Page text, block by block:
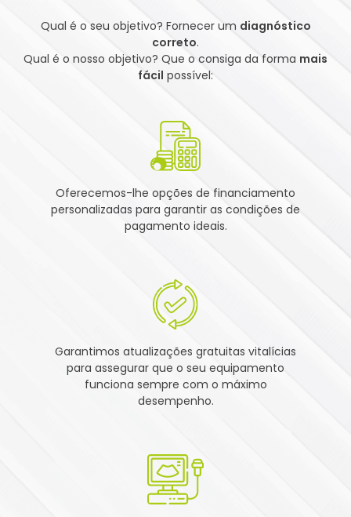
Qual é o seu objetivo? Fornecer um diagnóstico
correto.
Qual é o nosso objetivo? Que o consiga da forma mais
fácil possível:
Oferecemos-lhe opções de financiamento
personalizadas para garantir as condições de
pagamento ideais.
Garantimos atualizações gratuitas vitalícias
para assegurar que o seu equipamento
funciona sempre com o máximo
desempenho.